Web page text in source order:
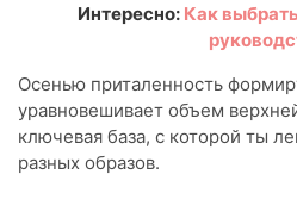
Интересно: Как
Осенью приталенность
уравновешивает объем
ключевая база, с которой ты
разных образов.